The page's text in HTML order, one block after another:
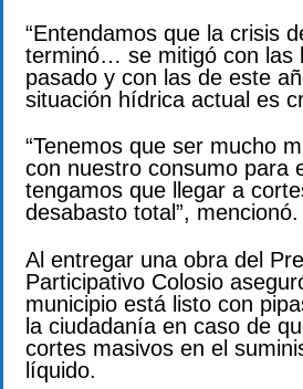
“Entendamos que la crisis
terminó… se mitigó con las
pasado y con las de este
situación hídrica actual es
“Tenemos que ser mucho
con nuestro consumo para
tengamos que llegar a
desabasto total”, mencionó.
Al entregar una obra del
Participativo Colosio
municipio está listo con
la ciudadanía en caso de
cortes masivos en el
líquido.